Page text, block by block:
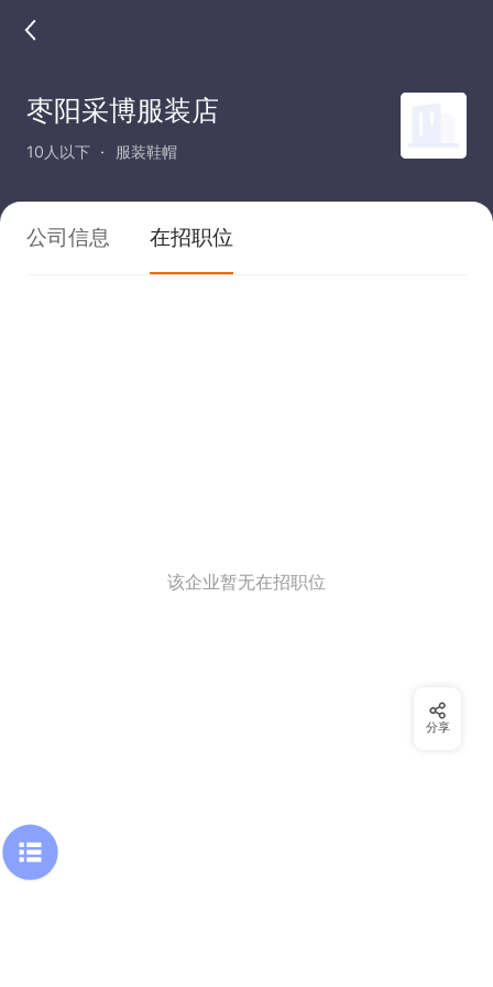
枣阳采博服装店
10人以下 服装鞋帽
公司信息 在招职位
该企业暂无在招职位
分享